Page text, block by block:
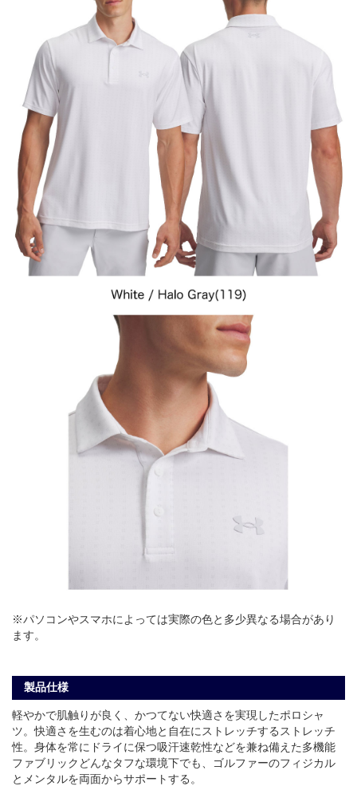
※パソコンやスマホによっては実際の色と多少異なる場合があり
ます。
製品仕様
軽やかで肌触りが良く、かつてない快適さを実現したポロシャ
ツ。快適さを生むのは着心地と自在にストレッチするストレッチ
性。身体を常にドライに保つ吸汗速乾性などを兼ね備えた多機能
ファブリックどんなタフな環境下でも、ゴルファーのフィジカル
とメンタルを両面からサポートする。